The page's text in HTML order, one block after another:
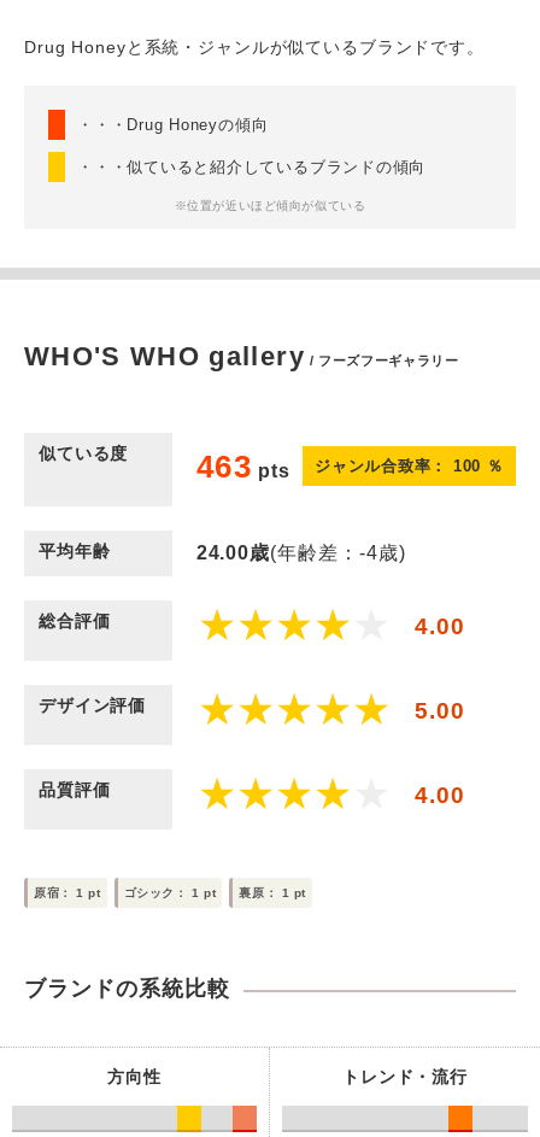
Drug Honeyと系統・ジャンルが似ているブランドです。
・・・Drug Honeyの傾向
・・・似ていると紹介しているブランドの傾向
※位置が近いほど傾向が似ている
WHO'S WHO gallery / フーズフーギャラリー
似ている度 463 pts ジャンル合致率： 100 ％
平均年齢 24.00歳(年齢差：-4歳)
総合評価 4.00
デザイン評価 5.00
品質評価 4.00
原宿：1pt ゴシック：1pt 裏原： 1 pt
ブランドの系統比較
方向性 トレンド・流行